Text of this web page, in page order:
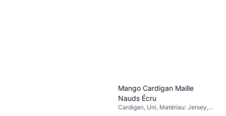
Mango Cardigan Maille
Nauds Écru
Cardigan, Uni, Matériau: Jersey,